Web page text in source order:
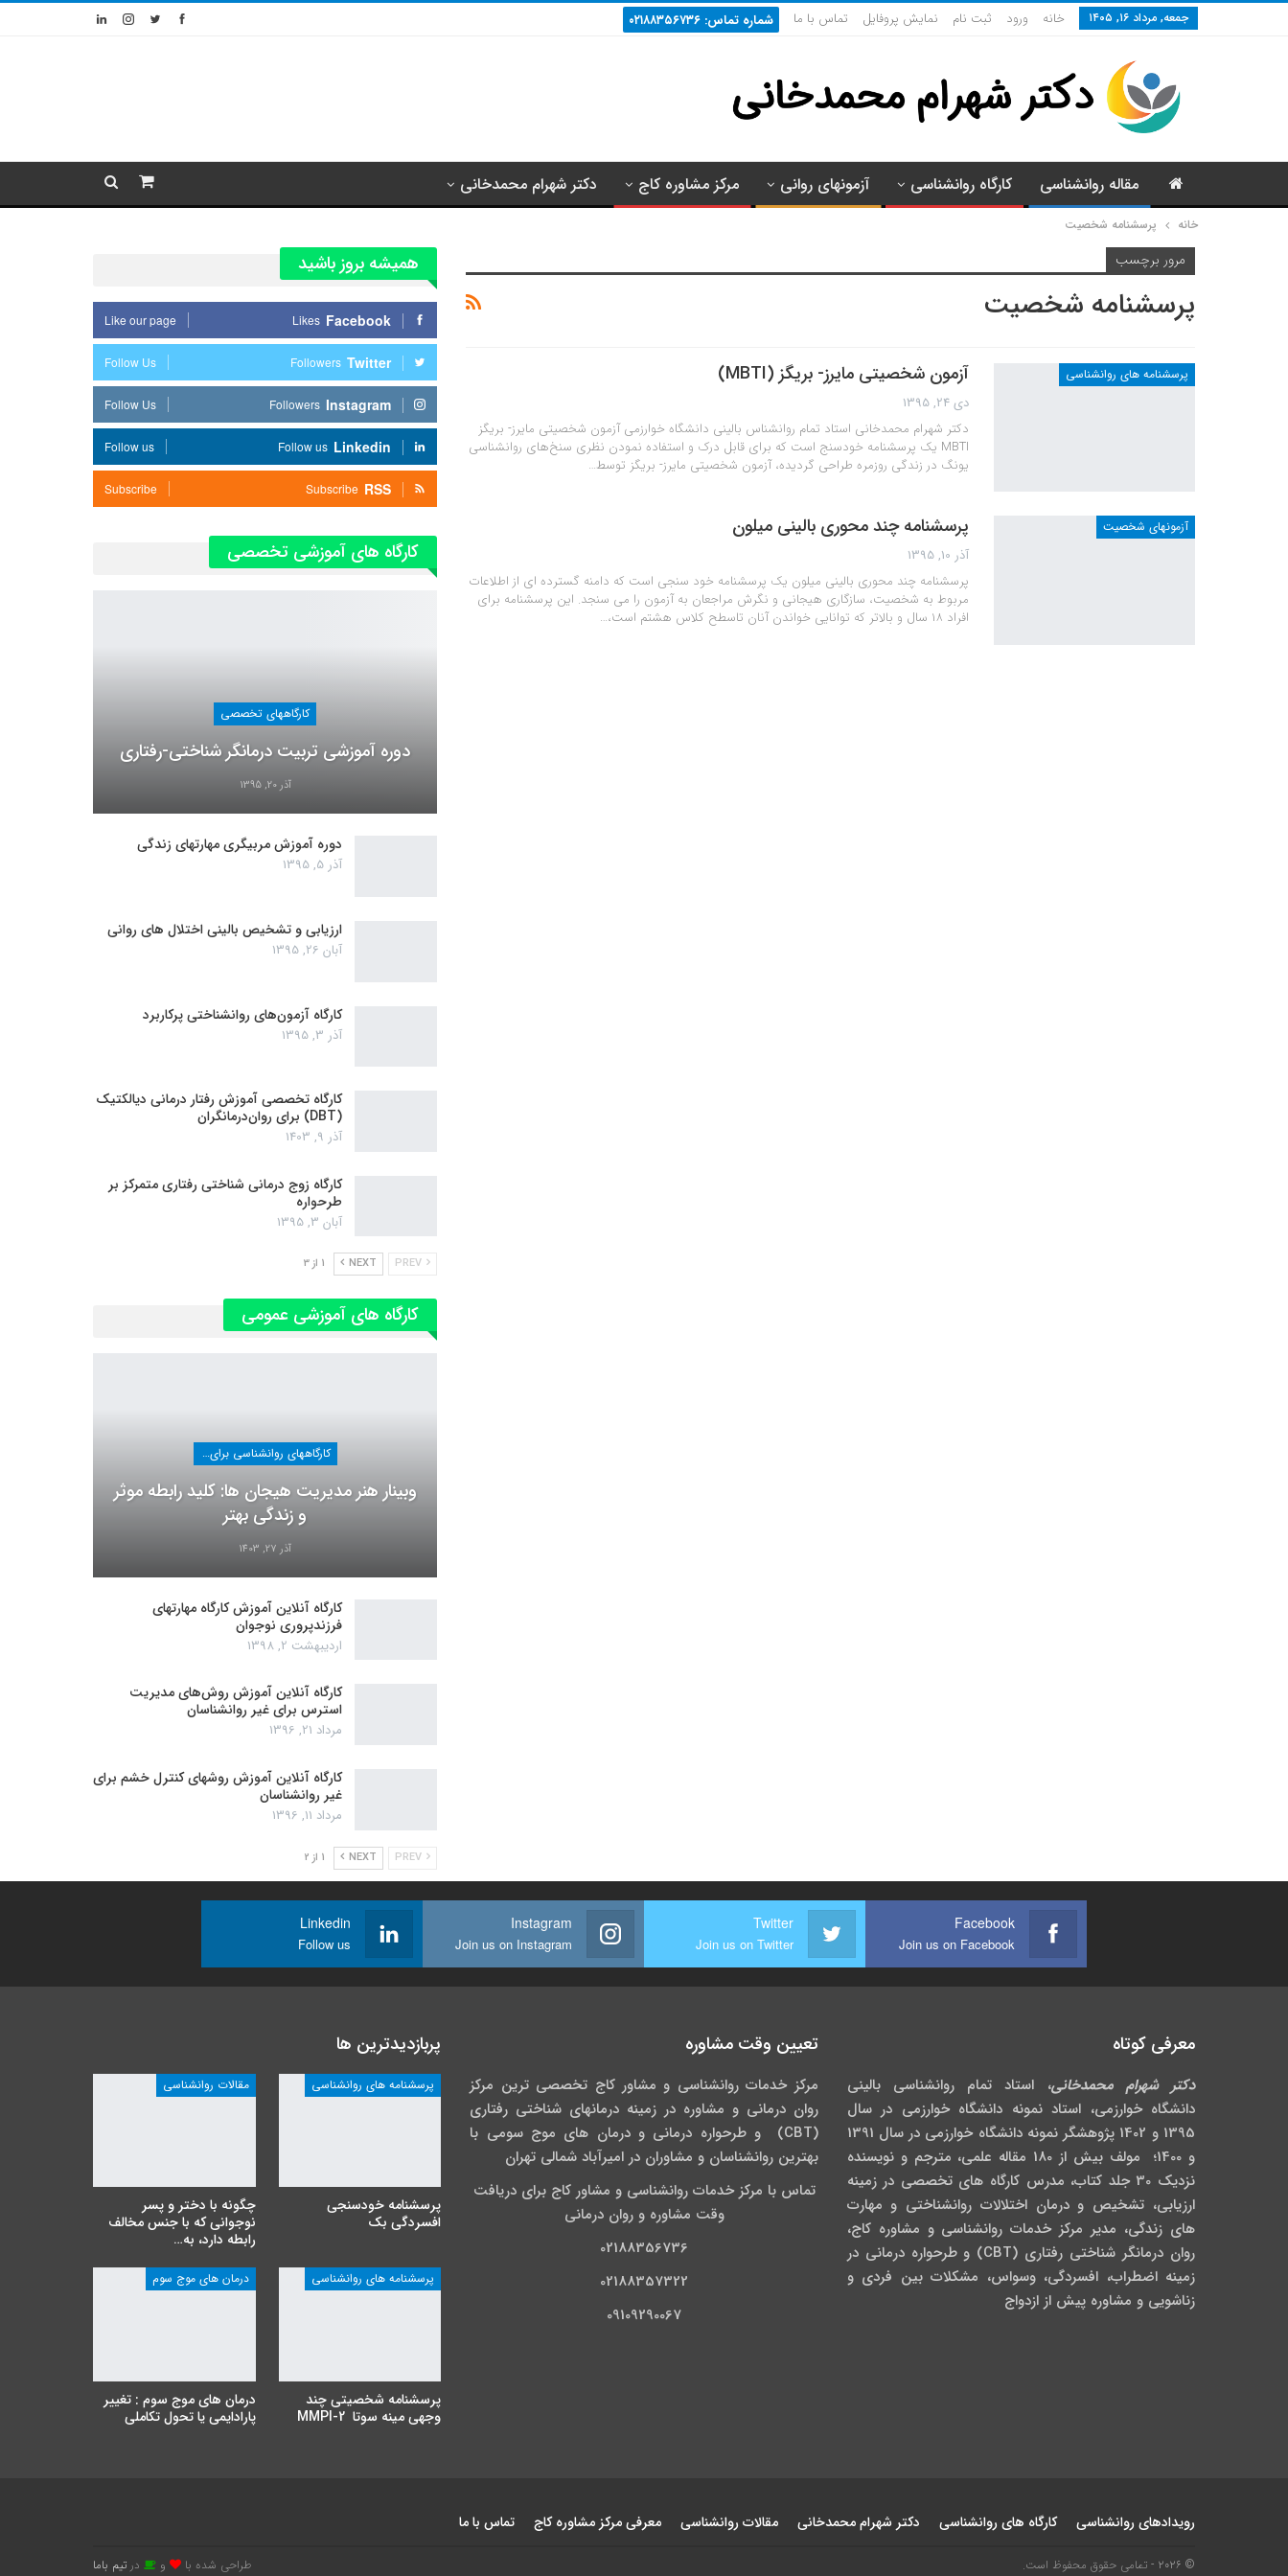
جمعه, مرداد ۱۶, ۱۴۰۵ خانه ورود ثبت نام نمایش پروفایل تماس با ما شماره تماس: ۰۲۱۸۸۳۵۶۷۳۶
مقاله روانشناسی کارگاه روانشناسی آزمونهای روانی مرکز مشاوره کاج دکتر شهرام محمدخانی
خانه پرسشنامه شخصیت
مرور برچسب
پرسشنامه شخصیت
پرسشنامه های روانشناسی آزمون شخصیتی مایرز- بریگز (MBTI)
دی 24, 1395
دکتر شهرام محمدخانی استاد تمام روانشناس بالینی دانشگاه خوارزمی آزمون شخصیتی مایرز- بریگز
MBTI یک پرسشنامه خودسنج است که برای قابل درک و استفاده نمودن نظری سنخ‌های روانشناسی
یونگ در زندگی روزمره طراحی گردیده، آزمون شخصیتی مایرز- بریگز توسط…
آزمونهای شخصیت پرسشنامه چند محوری بالینی میلون
آذر 10, 1395
پرسشنامه چند محوری بالینی میلون یک پرسشنامه خود سنجی است که دامنه گسترده ای از اطلاعات
مربوط به شخصیت، سازگاری هیجانی و نگرش مراجعان به آزمون را می سنجد. این پرسشنامه برای
افراد ۱۸ سال و بالاتر که توانایی خواندن آنان تاسطح کلاس هشتم است،…
همیشه بروز باشید
Facebook
Likes
Like our page
Twitter
Followers
Follow Us
Instagram
Followers
Follow Us
Linkedin
Follow us
Follow us
RSS
Subscribe
Subscribe
کارگاه های آموزشی تخصصی
کارگاههای تخصصی
دوره آموزشی تربیت درمانگر شناختی-رفتاری
آذر 20, 1395
دوره آموزش مربیگری مهارتهای زندگی
آذر 5, 1395
ارزیابی و تشخیص بالینی اختلال های روانی
آبان 26, 1395
کارگاه آزمون‌های روانشناختی پرکاربرد
آذر 3, 1395
کارگاه تخصصی آموزش رفتار درمانی دیالکتیک
(DBT) برای روان‌درمانگران
آذر 9, 1403
کارگاه زوج‌ درمانی شناختی رفتاری متمرکز بر
طرحواره
آبان 3, 1395
NEXT 1 از 3
کارگاه های آموزشی عمومی
کارگاههای روانشناسی برای عموم
وبینار هنر مدیریت هیجان ها: کلید رابطه موثر
و زندگی بهتر
آذر 27, 1403
کارگاه آنلاین آموزش کارگاه مهارتهای
فرزندپروری نوجوان
اردیبهشت 2, 1398
کارگاه آنلاین آموزش روش‌های مدیریت
استرس برای غیر روانشناسان
مرداد 21, 1396
کارگاه آنلاین آموزش روشهای کنترل خشم برای
غیر روانشناسان
مرداد 11, 1396
NEXT 1 از 2
Facebook
Join us on Facebook
Twitter
Join us on Twitter
Instagram
Join us on Instagram
Linkedin
Follow us
معرفی کوتاه
دکتر شهرام محمدخانی، استاد تمام روانشناسی بالینی
دانشگاه خوارزمی، استاد نمونه دانشگاه خوارزمی در سال
1395 و 1402 پژوهشگر نمونه دانشگاه خوارزمی در سال 1391
و 1400؛ مولف بیش از 180 مقاله علمی، مترجم و نویسنده
نزدیک 30 جلد کتاب، مدرس کارگاه­ های تخصصی در زمینه
ارزیابی، تشخیص و درمان اختلالات روانشناختی و مهارت
های زندگی، مدیر مرکز خدمات روانشناسی و مشاوره کاج،
روان­ درمانگر شناختی رفتاری (CBT) و طرحواره درمانی در
زمینه اضطراب، افسردگی، وسواس، مشکلات بین فردی و
زناشویی و مشاوره پیش از ازدواج
تعیین وقت مشاوره
مرکز خدمات روانشناسی و مشاور کاج تخصصی‏ ترین مرکز
روان درمانی و مشاوره در زمینه درمان‏های شناختی رفتاری
(CBT) و طرحواره درمانی و درمان های موج سومی با
بهترین روانشناسان و مشاوران در امیرآباد شمالی تهران
تماس با مرکز خدمات روانشناسی و مشاور کاج برای دریافت
وقت مشاوره و روان درمانی
02188356736
02188357322
09109290067
پربازدیدترین ها
پرسشنامه های روانشناسی
پرسشنامه خودسنجی
افسردگی بک
مقالات روانشناسی
چگونه با دختر و پسر
نوجوانی که با جنس مخالف
رابطه دارد، به…
پرسشنامه های روانشناسی
پرسشنامه شخصیتی چند
وجهی مینه سوتا MMPI-2
درمان های موج سوم
درمان های موج سوم : تغییر
پارادایمی یا تحول تکاملی
رویدادهای روانشناسی کارگاه های روانشناسی دکتر شهرام محمدخانی مقالات روانشناسی معرفی مرکز مشاوره کاج تماس با ما
© 2026 - تمامی حقوق محفوظ است. طراحی شده با و در تیم باما